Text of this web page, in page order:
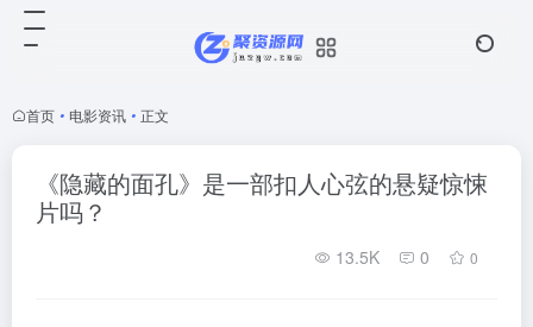
首页 • 电影资讯 • 正文
《隐藏的面孔》是一部扣人心弦的悬疑惊悚
片吗？
13.5K 0 0